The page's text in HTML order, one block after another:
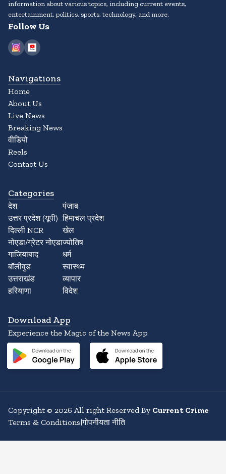
information about various topics, including current events,
entertainment, politics, sports, technology, and more.
Follow Us
Navigations
Home
About Us
Live News
Breaking News
वीडियो
Reels
Contact Us
Categories
देश
उत्तर प्रदेश (यूपी)
दिल्ली NCR
नोएडा/ग्रेटर नोएडा
गाजियाबाद
बॉलीवुड
उत्तराखंड
हरियाणा
पंजाब
हिमाचल प्रदेश
खेल
ज्योतिष
धर्म
स्वास्थ्य
व्यापार
विदेश
Download App
Experience the Magic of the News App
Copyright© 2026 All right Reserved By Current Crime
Terms & Conditions|गोपनीयता नीति